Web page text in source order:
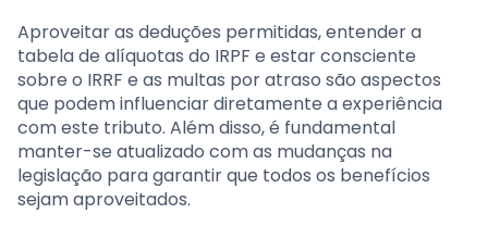
Aproveitar as deduções permitidas, entender a
tabela de alíquotas do IRPF e estar consciente
sobre o IRRF e as multas por atraso são aspectos
que podem influenciar diretamente a experiência
com este tributo. Além disso, é fundamental
manter-se atualizado com as mudanças na
legislação para garantir que todos os benefícios
sejam aproveitados.